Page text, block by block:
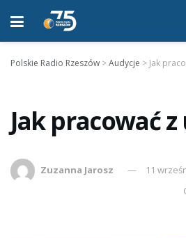
Polskie Radio Rzeszów >Audycje > Jak
Jak pracować
Zuzanna Jarosz 11